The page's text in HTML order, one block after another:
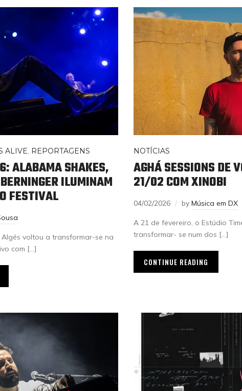
ALIVE, REPORTAGENS
ALABAMA SHAKES,
ILUMINAM
FESTIVAL
voltou a transformar-se na
com […]
NOTÍCIAS
AGHÁ SESSIONS DE
21/02 COM XINOBI
04/02/2026 by Música em DX
A 21 de fevereiro, o Estúdio
transformar- se num dos […]
CONTINUE READING